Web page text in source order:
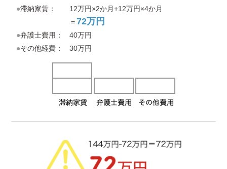
●滞納家賃：
12万円×2か月+12万円×4か月
＝72万円
●弁護士費用：
40万円
●その他経費：
30万円